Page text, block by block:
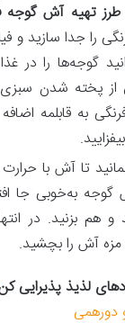
طرز تهیه آش گوجه
را جدا سازید و
گوجه‌ها را در
پخته شدن سبزی
به قابلمه
تا آش با
به‌خوبی جا
و هم بزنید. در
مزه آش را بچشید.
لذیذ پذیرایی
دورهمی